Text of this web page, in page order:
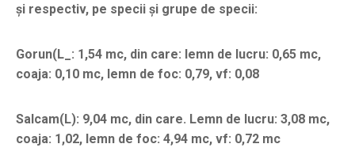
și respectiv, pe specii și grupe de specii:
Gorun(L_: 1,54 mc, din care: lemn de lucru: 0,65 mc,
coaja: 0,10 mc, lemn de foc: 0,79, vf: 0,08
Salcam(L): 9,04 mc, din care. Lemn de lucru: 3,08 mc,
coaja: 1,02, lemn de foc: 4,94 mc, vf: 0,72 mc